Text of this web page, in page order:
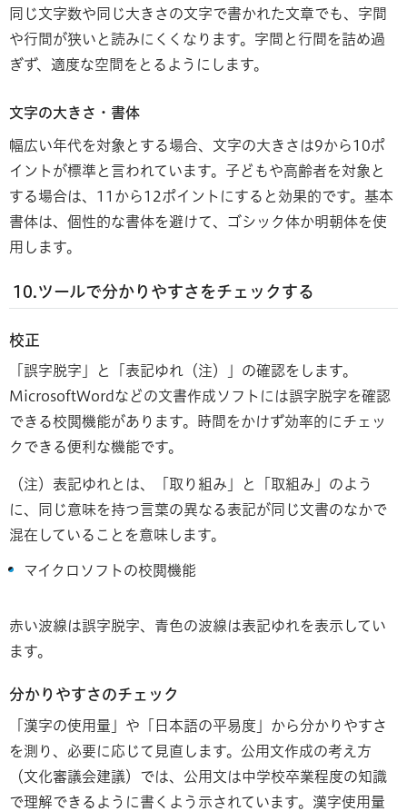
同じ文字数や同じ大きさの文字で書かれた文章でも、字間
や行間が狭いと読みにくくなります。字間と行間を詰め過
ぎず、適度な空間をとるようにします。
文字の大きさ・書体
幅広い年代を対象とする場合、文字の大きさは9から10ポ
イントが標準と言われています。子どもや高齢者を対象と
する場合は、11から12ポイントにすると効果的です。基本
書体は、個性的な書体を避けて、ゴシック体か明朝体を使
用します。
10.ツールで分かりやすさをチェックする
校正
「誤字脱字」と「表記ゆれ（注）」の確認をします。
MicrosoftWordなどの文書作成ソフトには誤字脱字を確認
できる校閲機能があります。時間をかけず効率的にチェッ
クできる便利な機能です。
（注）表記ゆれとは、「取り組み」と「取組み」のよう
に、同じ意味を持つ言葉の異なる表記が同じ文書のなかで
混在していることを意味します。
マイクロソフトの校閲機能
赤い波線は誤字脱字、青色の波線は表記ゆれを表示してい
ます。
分かりやすさのチェック
「漢字の使用量」や「日本語の平易度」から分かりやすさ
を測り、必要に応じて見直します。公用文作成の考え方
（文化審議会建議）では、公用文は中学校卒業程度の知識
で理解できるように書くよう示されています。漢字使用量